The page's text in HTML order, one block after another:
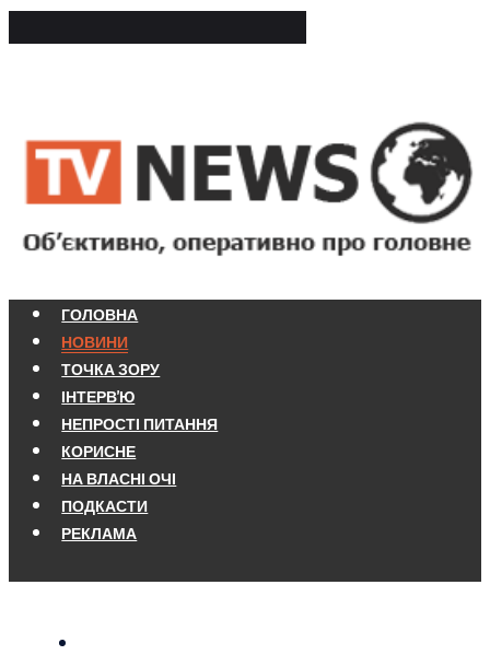
ГОЛОВНА
НОВИНИ
ТОЧКА ЗОРУ
ІНТЕРВ'Ю
НЕПРОСТІ ПИТАННЯ
КОРИСНЕ
НА ВЛАСНІ ОЧІ
ПОДКАСТИ
РЕКЛАМА